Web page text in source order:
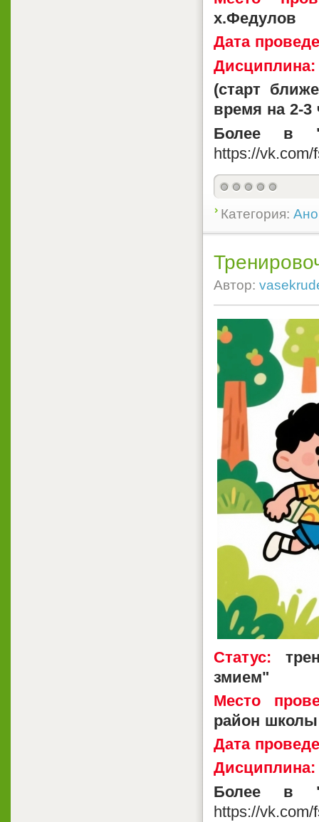
х.Федулов
Дата
Дисциплина:
(старт
время на 2-3
Более в
https://vk.com/
Категория:
Автор:
Статус:
змием"
Место
район
Дата
Дисциплина:
Более в
https://vk.com/